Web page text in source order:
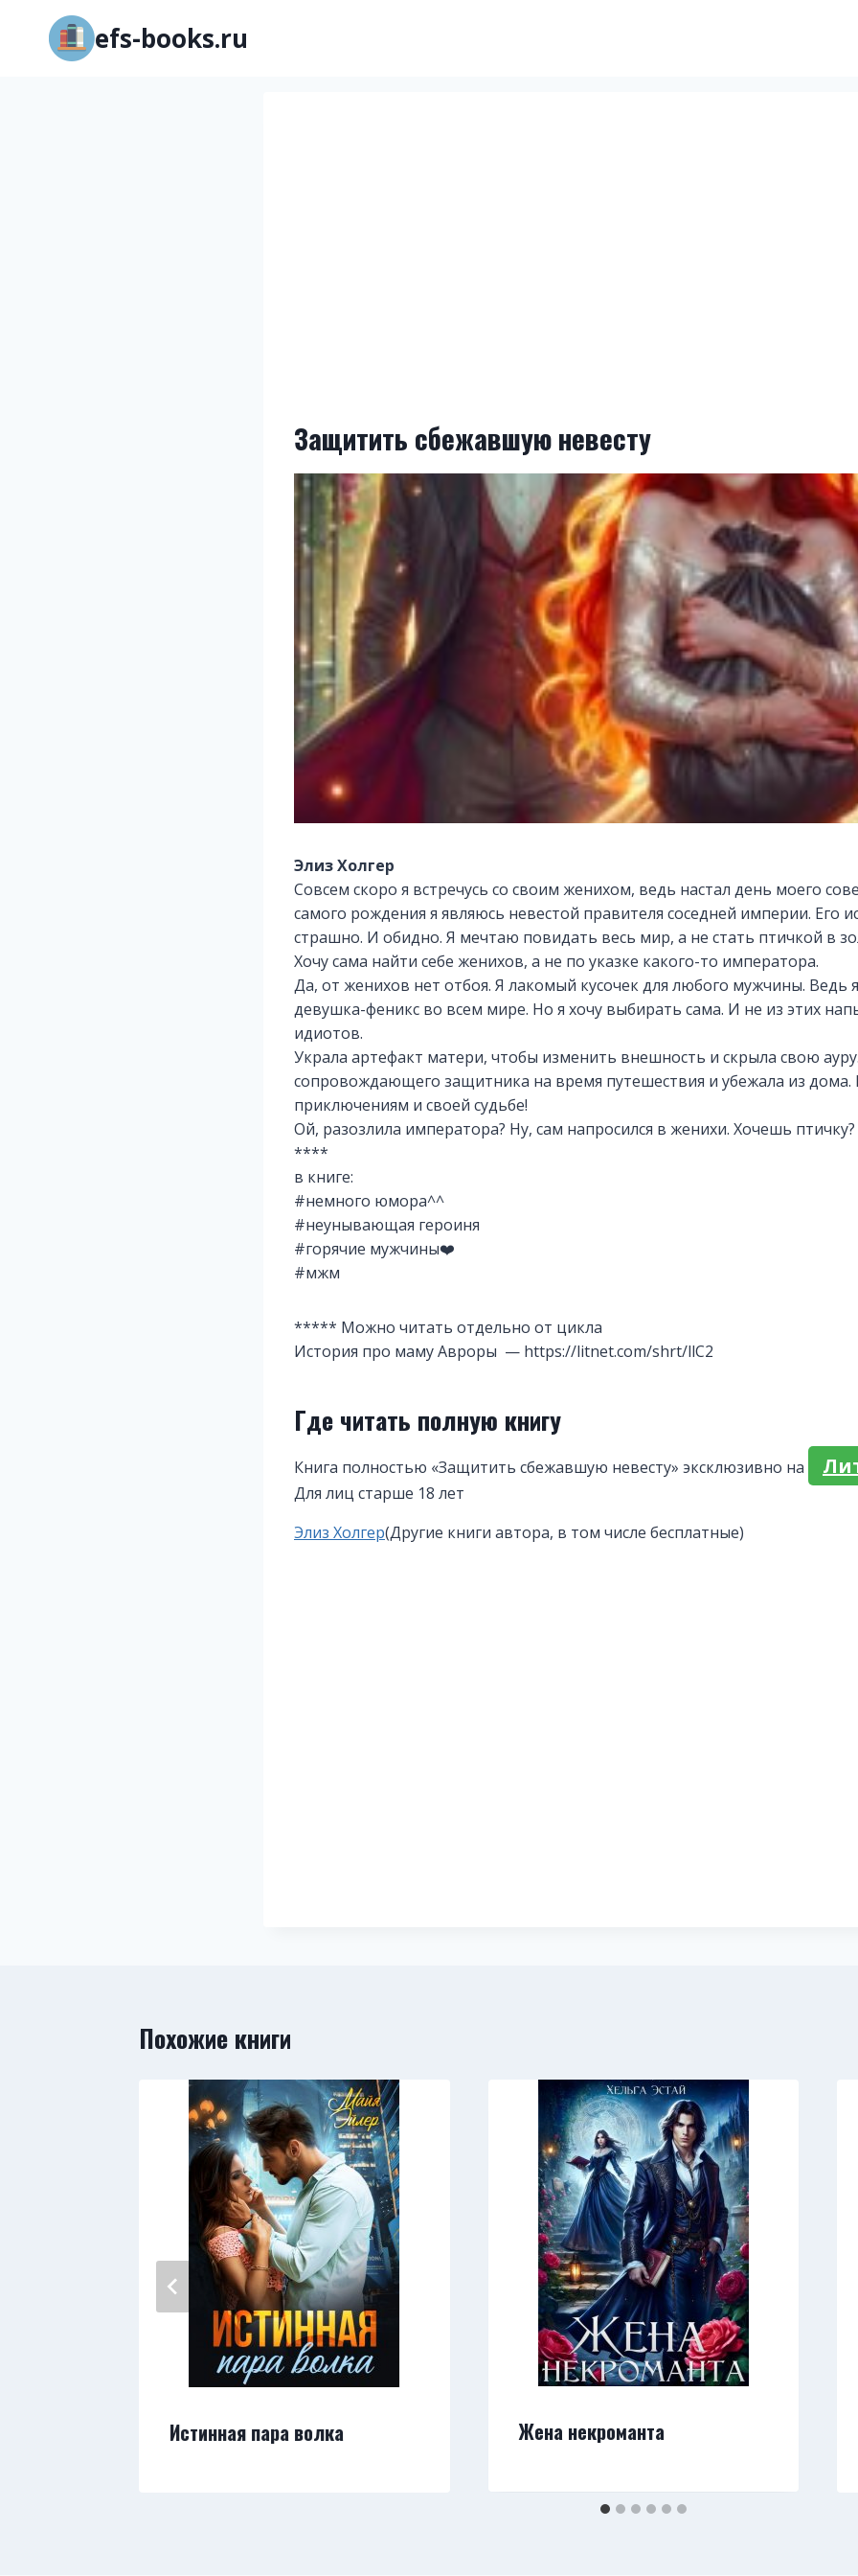
Перейти
содержимому
efs-books.ru
Защитить сбежавшую невесту
Элиз Холгер
Совсем скоро я встречусь со своим женихом, ведь настал день моего
самого рождения я являюсь невестой правителя соседней империи. Его
страшно. И обидно. Я мечтаю повидать весь мир, а не стать птичкой в
Хочу сама найти себе женихов, а не по указке какого-то императора.
Да, от женихов нет отбоя. Я лакомый кусочек для любого мужчины. Ведь
девушка-феникс во всем мире. Но я хочу выбирать сама. И не из этих
идиотов.
Украла артефакт матери, чтобы изменить внешность и скрыла свою
сопровождающего защитника на время путешествия и убежала из дома.
приключениям и своей судьбе!
Ой, разозлила императора? Ну, сам напросился в женихи. Хочешь
****
в книге:
#немного юмора^^
#неунывающая героиня
#горячие мужчины❤️
#мжм
***** Можно читать отдельно от цикла
История про маму Авроры — https://litnet.com/shrt/llC2
Где читать полную книгу
Книга полностью «Защитить сбежавшую невесту» эксклюзивно на
Для лиц старше 18 лет
Метки
Элиз Холгер(Другие книги автора, в том числе бесплатные)
Похожие книги
Истинная пара волка Жена некроманта